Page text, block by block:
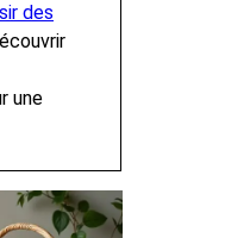
des
une